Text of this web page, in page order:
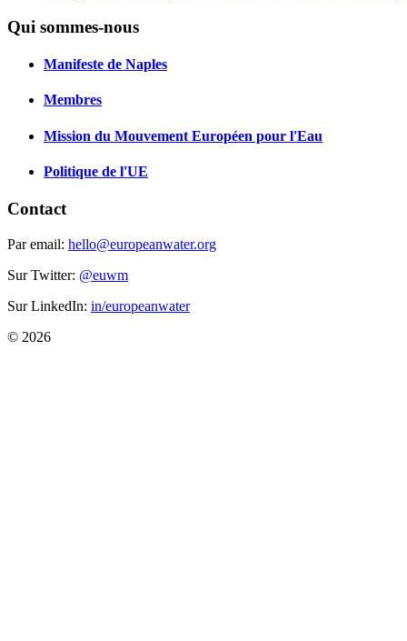
Qui sommes-nous
Manifeste de Naples
Membres
Mission du Mouvement Européen pour l'Eau
Politique de l'UE
Contact
Par email: hello@europeanwater.org
Sur Twitter: @euwm
Sur LinkedIn: in/europeanwater
© 2026